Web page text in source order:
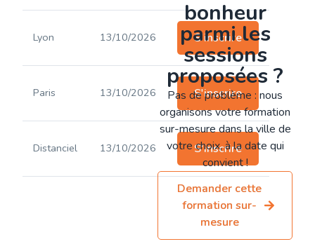
Lyon 13/10/2026 S'inscrire
Paris 13/10/2026 S'inscrire
Distanciel 13/10/2026 S'inscrire
bonheur
parmi les
sessions
proposées ?
Pas de problème : nous
organisons votre formation
sur-mesure dans la ville de
votre choix, à la date qui
convient !
Demander cette
formation sur-
mesure